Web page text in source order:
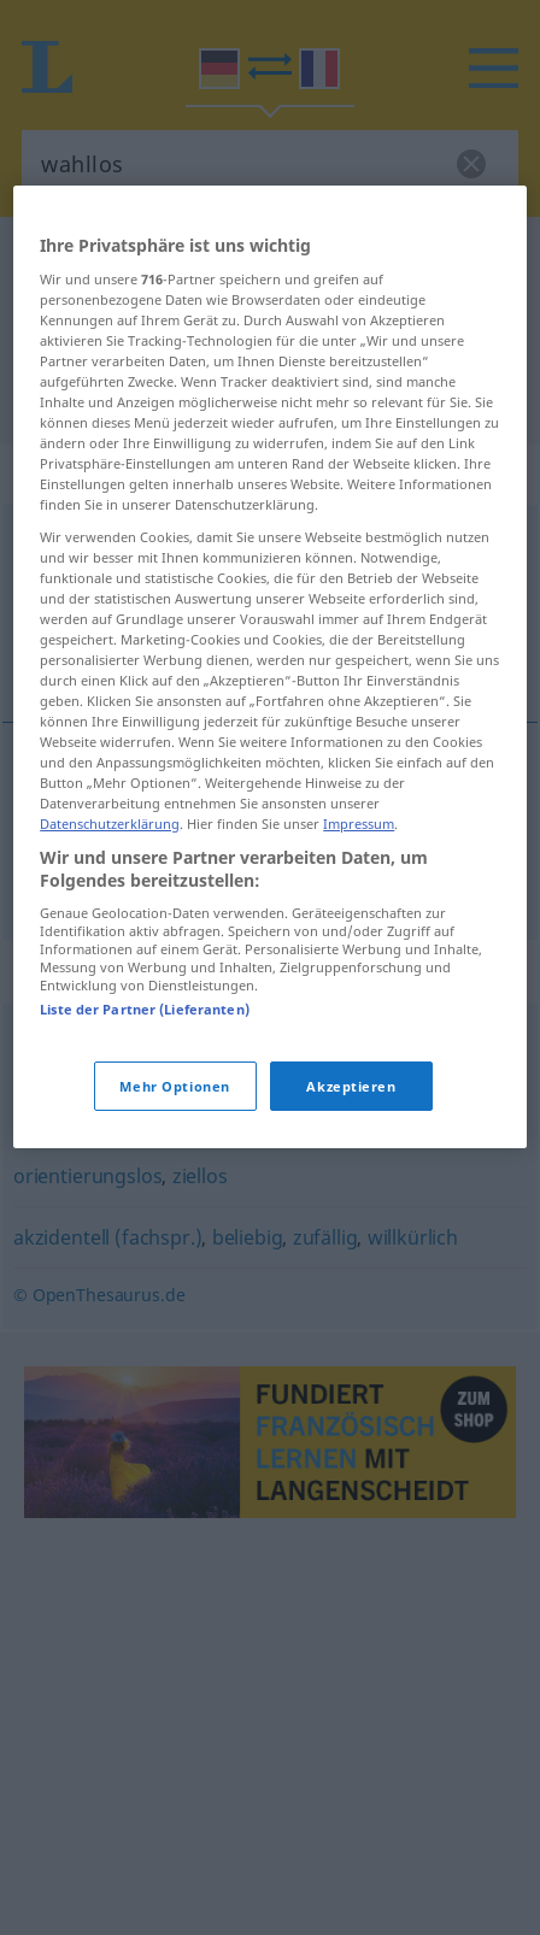
Deutsch-Französisch Wörterbuch
Deutsch-Französisch Übersetzung
für "wahllos"
"wahllos" Französisch Übersetzung
„wahllos“: Adverb
wahllosadv
Übersicht aller Übersetzungen
(Für mehr Details die Übersetzung anklicken/antippen)
sans discernement, au hasard
sansdiscernement wahllos
auhasard wahllos
Synonyme für "wahllos"
blindlings,ziellos,willkürlich ,blind,zufällig
orientierungslos, ziellos
akzidentell (fachspr.), beliebig, zufällig, willkürlich
© OpenThesaurus.de
Ihre Privatsphäre ist uns wichtig
Wir und unsere716-Partner speichern und greifen auf
personenbezogene Daten wie Browserdaten oder eindeutige
Kennungen auf Ihrem Gerät zu. Durch Auswahl von Akzeptieren
aktivieren Sie Tracking-Technologien für die unter „Wir und unsere
Partner verarbeiten Daten, um Ihnen Dienste bereitzustellen“
aufgeführten Zwecke. Wenn Tracker deaktiviert sind, sind manche
Inhalte und Anzeigen möglicherweise nicht mehr so relevant für Sie. Sie
können dieses Menü jederzeit wieder aufrufen, um Ihre Einstellungen zu
ändern oder Ihre Einwilligung zu widerrufen, indem Sie auf den Link
Privatsphäre-Einstellungen am unteren Rand der Webseite klicken. Ihre
Einstellungen gelten innerhalb unseres Website. Weitere Informationen
finden Sie in unserer Datenschutzerklärung.
Wir verwenden Cookies, damit Sie unsere Webseite bestmöglich nutzen
und wir besser mit Ihnen kommunizieren können. Notwendige,
funktionale und statistische Cookies, die für den Betrieb der Webseite
und der statistischen Auswertung unserer Webseite erforderlich sind,
werden auf Grundlage unserer Vorauswahl immer auf Ihrem Endgerät
gespeichert. Marketing-Cookies und Cookies, die der Bereitstellung
personalisierter Werbung dienen, werden nur gespeichert, wenn Sie uns
durch einen Klick auf den „Akzeptieren“-Button Ihr Einverständnis
geben. Klicken Sie ansonsten auf „Fortfahren ohne Akzeptieren“. Sie
können Ihre Einwilligung jederzeit für zukünftige Besuche unserer
Webseite widerrufen. Wenn Sie weitere Informationen zu den Cookies
und den Anpassungsmöglichkeiten möchten, klicken Sie einfach auf den
Button „Mehr Optionen“. Weitergehende Hinweise zu der
Datenverarbeitung entnehmen Sie ansonsten unserer
Datenschutzerklärung. Hier finden Sie unserImpressum.
Wir und unsere Partner verarbeiten Daten, um
Folgendes bereitzustellen:
Genaue Geolocation-Daten verwenden. Geräteeigenschaften zur
Identifikation aktiv abfragen. Speichern von und/oder Zugriff auf
Informationen auf einem Gerät. Personalisierte Werbung und Inhalte,
Messung von Werbung und Inhalten, Zielgruppenforschung und
Entwicklung von Dienstleistungen.
Liste der Partner (Lieferanten)
Mehr Optionen Akzeptieren